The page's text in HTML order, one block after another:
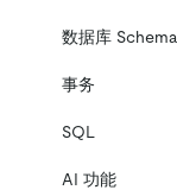
数据库 Schema
事务
SQL
AI 功能